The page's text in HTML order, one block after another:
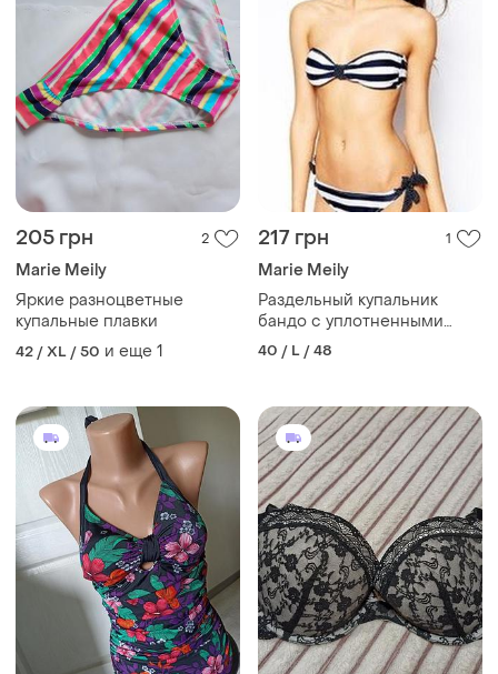
205 грн 2
Marie Meily
Яркие разноцветные
купальные плавки
42 / XL / 50 и еще 1
217 грн 1
Marie Meily
Раздельный купальник
бандо с уплотненными
чашками от mariė melli, p.
40 / L / 48